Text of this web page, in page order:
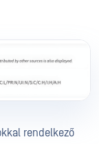
rendelkező